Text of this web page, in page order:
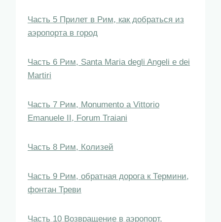
Часть 5 Прилет в Рим, как добраться из
аэропорта в город
Часть 6 Рим, Santa Maria degli Angeli e dei
Martiri
Часть 7 Рим, Monumento a Vittorio
Emanuele II, Forum Traiani
Часть 8 Рим, Колизей
Часть 9 Рим, обратная дорога к Термини,
фонтан Треви
Часть 10 Возвращение в аэропорт,